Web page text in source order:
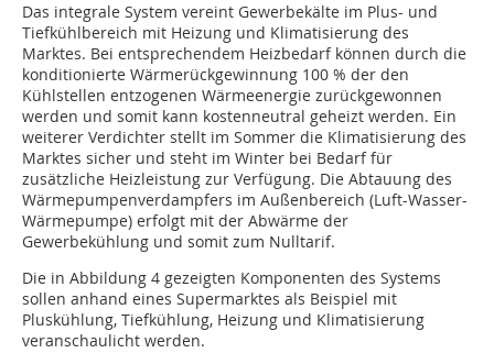
Das integrale System vereint Gewerbekälte im Plus- und
Tiefkühlbereich mit Heizung und Klimatisierung des
Marktes. Bei entsprechendem Heizbedarf können durch die
konditionierte Wärmerückgewinnung 100 % der den
Kühlstellen entzogenen Wärmeenergie zurückgewonnen
werden und somit kann kostenneutral geheizt werden. Ein
weiterer Verdichter stellt im Sommer die Klimatisierung des
Marktes sicher und steht im Winter bei Bedarf für
zusätzliche Heizleistung zur Verfügung. Die Abtauung des
Wärmepumpenverdampfers im Außenbereich (Luft-Wasser-
Wärmepumpe) erfolgt mit der Abwärme der
Gewerbekühlung und somit zum Nulltarif.
Die in Abbildung 4 gezeigten Komponenten des Systems
sollen anhand eines Supermarktes als Beispiel mit
Pluskühlung, Tiefkühlung, Heizung und Klimatisierung
veranschaulicht werden.